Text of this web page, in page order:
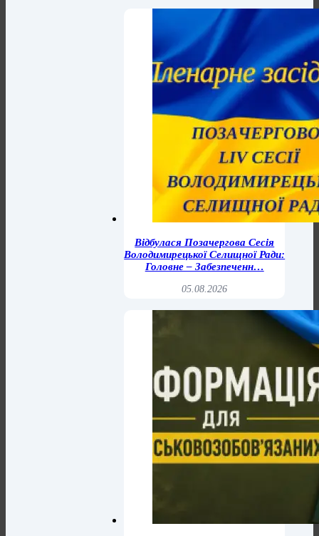
Відбулася Позачергова Сесія
Володимирецької Селищної Ради:
Головне – Забезпеченн…
05.08.2026